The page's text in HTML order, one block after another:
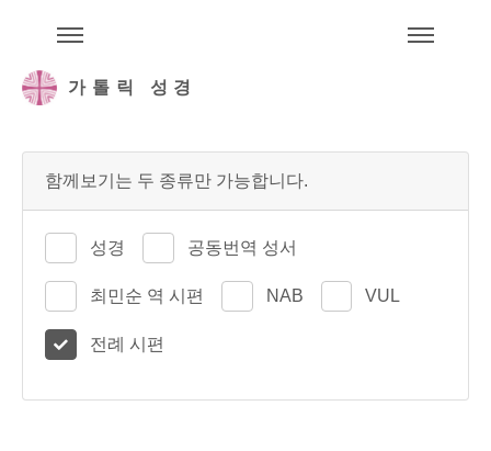
가톨릭 성경
함께보기는 두 종류만 가능합니다.
성경 공동번역 성서
최민순 역 시편 NAB VUL
전례 시편